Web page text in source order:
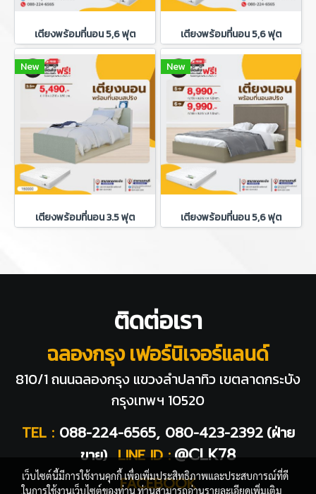
เตียงพร้อมที่นอน 5,6 ฟุต เตียงพร้อมที่นอน 5,6 ฟุต
New
เตียงพร้อมที่นอน 3.5 ฟุต
New
เตียงพร้อมที่นอน 5,6 ฟุต
ติดต่อเรา
ฉลองกรุง เฟอร์นิเจอร์แลนด์
810/1 ถนนฉลองกรุง แขวงลำปลาทิว เขตลาดกระบัง
กรุงเทพฯ 10520
TEL : 088-224-6565, 080-423-2392 (ฝ่าย
ขาย) LINE ID : @CLK78
FACEBOOK
เว็บไซต์นี้มีการใช้งานคุกกี้ เพื่อเพิ่มประสิทธิภาพและประสบการณ์ที่ดี
ในการใช้งานเว็บไซต์ของท่าน ท่านสามารถอ่านรายละเอียดเพิ่มเติม